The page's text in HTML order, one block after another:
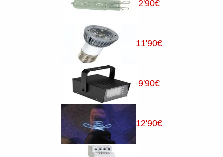
2'90€
11'90€
9'90€
12'90€